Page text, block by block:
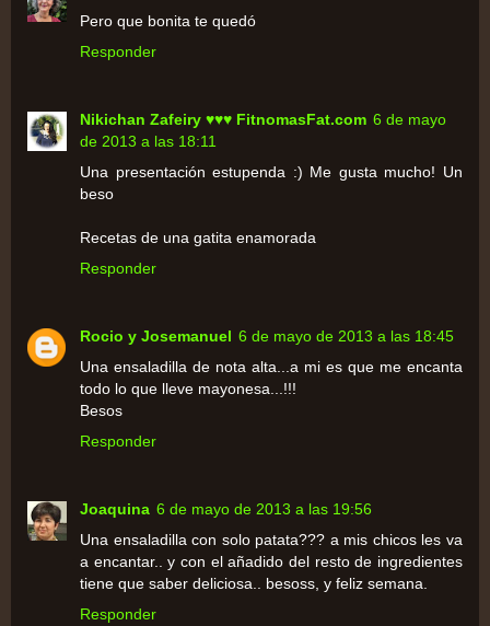
Pero que bonita te quedó
Responder
Nikichan Zafeiry ♥♥♥ FitnomasFat.com 6 de mayo
de 2013 a las 18:11
Una presentación estupenda :) Me gusta mucho! Un
beso
Recetas de una gatita enamorada
Responder
Rocio y Josemanuel 6 de mayo de 2013 a las 18:45
Una ensaladilla de nota alta...a mi es que me encanta
todo lo que lleve mayonesa...!!!
Besos
Responder
Joaquina 6 de mayo de 2013 a las 19:56
Una ensaladilla con solo patata??? a mis chicos les va
a encantar.. y con el añadido del resto de ingredientes
tiene que saber deliciosa.. besoss, y feliz semana.
Responder